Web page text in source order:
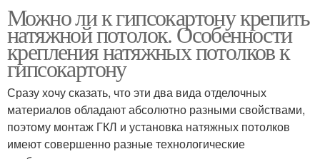
Можно ли к гипсокартону крепить
натяжной потолок. Особенности
крепления натяжных потолков к
гипсокартону
Сразу хочу сказать, что эти два вида отделочных
материалов обладают абсолютно разными свойствами,
поэтому монтаж ГКЛ и установка натяжных потолков
имеют совершенно разные технологические